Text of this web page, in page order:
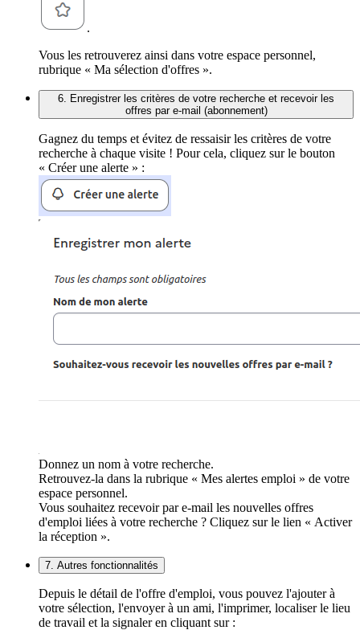
.
Vous les retrouverez ainsi dans votre espace personnel,
rubrique « Ma sélection d'offres ».
6. Enregistrer les critères de votre recherche et recevoir les
offres par e-mail (abonnement)
Gagnez du temps et évitez de ressaisir les critères de votre
recherche à chaque visite ! Pour cela, cliquez sur le bouton
« Créer une alerte » :
Donnez un nom à votre recherche.
Retrouvez-la dans la rubrique « Mes alertes emploi » de votre
espace personnel.
Vous souhaitez recevoir par e-mail les nouvelles offres
d'emploi liées à votre recherche ? Cliquez sur le lien « Activer
la réception ».
7. Autres fonctionnalités
Depuis le détail de l'offre d'emploi, vous pouvez l'ajouter à
votre sélection, l'envoyer à un ami, l'imprimer, localiser le lieu
de travail et la signaler en cliquant sur :